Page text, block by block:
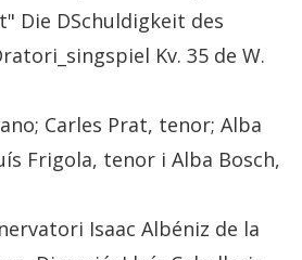
Die DSchuldigkeit des
Kv. 35 de W.
Carles Prat, tenor; Alba
Frigola, tenor i Alba Bosch,
Isaac Albéniz de la